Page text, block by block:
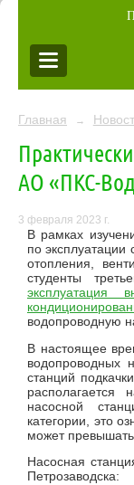
Главная →
АО «ПКС-
3 февраля 2023 г.
В рамках
по эксплуатации
отопления,
студенты
эксплуатация
водопроводную
В настоящее
водопроводных
станций
располагается
насосной
категории, это
может
Насосная
Петрозаводска: